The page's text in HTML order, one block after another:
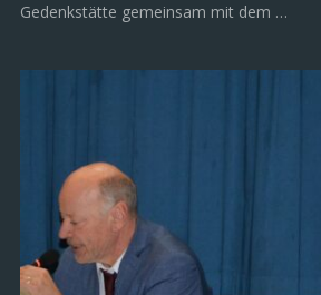
Gedenkstätte gemeinsam mit dem …